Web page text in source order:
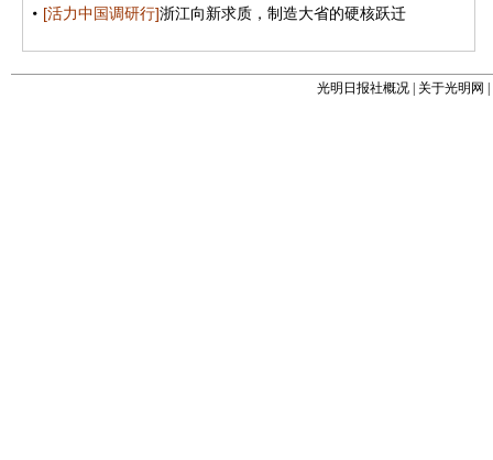
光明日报社概况 关于光明网